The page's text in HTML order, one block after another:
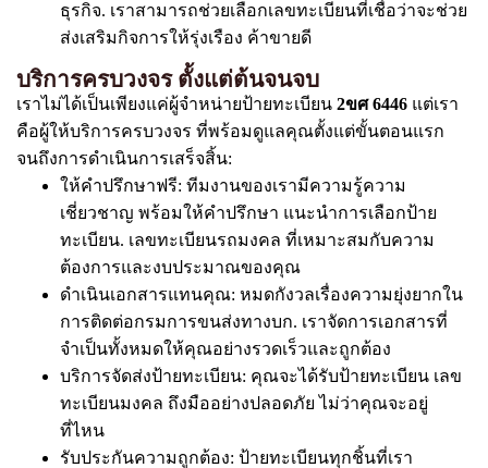
ธุรกิจ. เราสามารถช่วยเลือกเลขทะเบียนที่เชื่อว่าจะช่วย
ส่งเสริมกิจการให้รุ่งเรือง ค้าขายดี
บริการครบวงจร ตั้งแต่ต้นจนจบ
เราไม่ได้เป็นเพียงแค่ผู้จำหน่ายป้ายทะเบียน 2ขศ 6446 แต่เรา
คือผู้ให้บริการครบวงจร ที่พร้อมดูแลคุณตั้งแต่ขั้นตอนแรก
จนถึงการดำเนินการเสร็จสิ้น:
ให้คำปรึกษาฟรี: ทีมงานของเรามีความรู้ความ
เชี่ยวชาญ พร้อมให้คำปรึกษา แนะนำการเลือกป้าย
ทะเบียน. เลขทะเบียนรถมงคล ที่เหมาะสมกับความ
ต้องการและงบประมาณของคุณ
ดำเนินเอกสารแทนคุณ: หมดกังวลเรื่องความยุ่งยากใน
การติดต่อกรมการขนส่งทางบก. เราจัดการเอกสารที่
จำเป็นทั้งหมดให้คุณอย่างรวดเร็วและถูกต้อง
บริการจัดส่งป้ายทะเบียน: คุณจะได้รับป้ายทะเบียน เลข
ทะเบียนมงคล ถึงมืออย่างปลอดภัย ไม่ว่าคุณจะอยู่
ที่ไหน
รับประกันความถูกต้อง: ป้ายทะเบียนทุกชิ้นที่เรา